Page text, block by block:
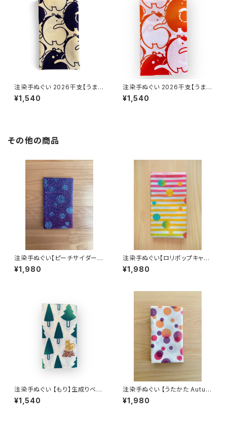
注染手ぬぐい 2026干支【うまづ
くし】ベージュ×紺 喜多屋商店
てぬぐい 干支 午年 馬 ウマ お
¥1,540
注染手ぬぐい 2026干支【うまづ
くし】晒白×赤×オレンジ×黄色グ
ラデーション 喜多屋商店 てぬぐ
¥1,540
その他の商品
注染手ぬぐい【ピーチサイダー×
あられ】 喜多屋商店 てぬぐい 甚
平 浴衣 日本製
¥1,980
注染手ぬぐい【ロリポップキャン
ディ 】mix juice(ミックスジュー
ス) 水玉 ボーダー 喜多屋商店
¥1,980
注染手ぬぐい 【もり】生成りベー
ジュ 喜多屋商店 てぬぐい クマ
木 リス 切り株 日本製
¥1,540
注染手ぬぐい 【うたかた Autum
n】 水玉 細川 秋色 喜多屋商店
てぬぐい 日本製
¥1,980